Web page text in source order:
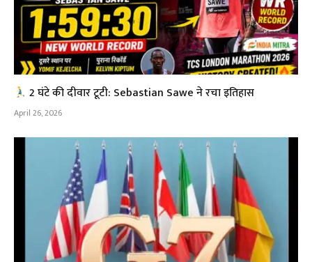
2 घंटे की दीवार टूटी: Sebastian Sawe ने रचा इतिहास
April 26, 2026